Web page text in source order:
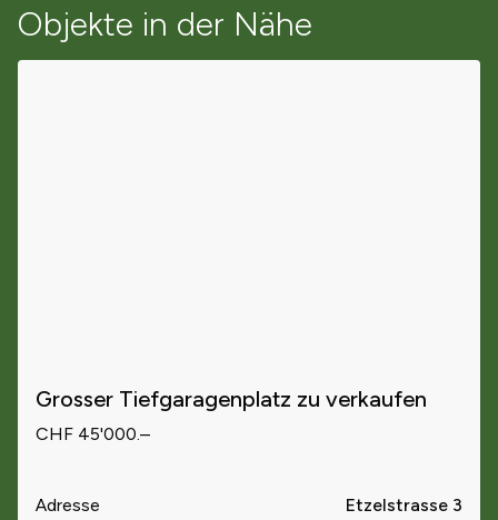
Objekte in der Nähe
Grosser Tiefgaragenplatz zu verkaufen
CHF 45'000.–
Adresse
Etzelstrasse 3